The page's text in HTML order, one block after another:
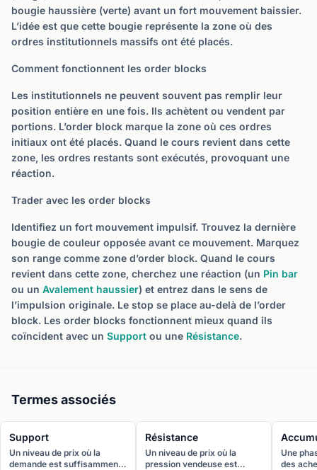
bougie haussière (verte) avant un fort mouvement baissier.
L’idée est que cette bougie représente la zone où des
ordres institutionnels massifs ont été placés.
Comment fonctionnent les order blocks
Les institutionnels ne peuvent souvent pas remplir leur
position entière en une fois. Ils achètent ou vendent par
portions. L’order block marque la zone où ces ordres
initiaux ont été placés. Quand le cours revient dans cette
zone, les ordres restants sont exécutés, provoquant une
réaction.
Trader avec les order blocks
Identifiez un fort mouvement impulsif. Trouvez la dernière
bougie de couleur opposée avant ce mouvement. Marquez
son range comme zone d’order block. Quand le cours
revient dans cette zone, cherchez une réaction (un Pin bar
ou un Avalement haussier) et entrez dans le sens de
l’impulsion originale. Le stop se place au-delà de l’order
block. Les order blocks fonctionnent mieux quand ils
coïncident avec un Support ou une Résistance.
Termes associés
Support
Un niveau de prix où la
demande est suffisamment
Résistance
Un niveau de prix où la
pression vendeuse est
Une
des